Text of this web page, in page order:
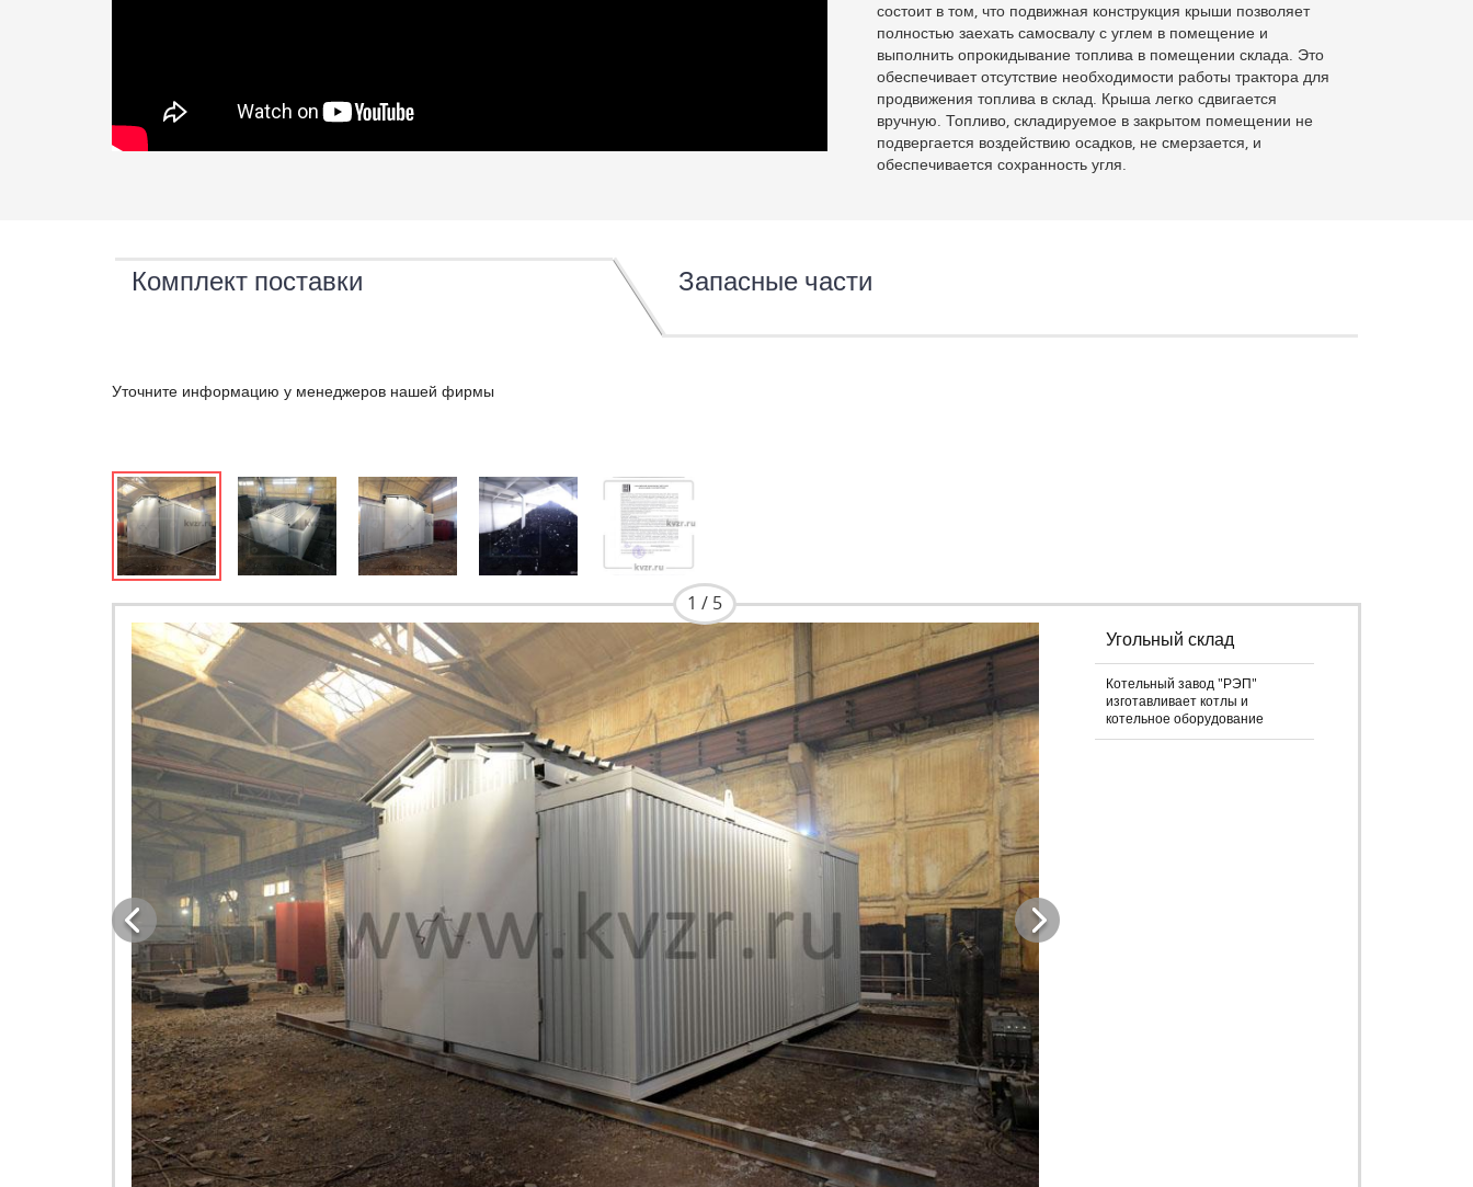
состоит в том, что подвижная конструкция крыши позволяет
полностью заехать самосвалу с углем в помещение и
выполнить опрокидывание топлива в помещении склада. Это
обеспечивает отсутствие необходимости работы трактора для
продвижения топлива в склад. Крыша легко сдвигается
вручную. Топливо, складируемое в закрытом помещении не
подвергается воздействию осадков, не смерзается, и
обеспечивается сохранность угля.
Комплект поставки Запасные части
Уточните информацию у менеджеров нашей фирмы
Угольный склад
Котельный завод "РЭП"
изготавливает котлы и
котельное оборудование
1 / 5